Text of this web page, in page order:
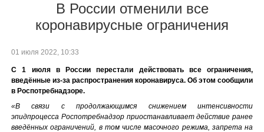
В России отменили все
коронавирусные ограничения
01 июля 2022, 10:33
С 1 июля в России перестали действовать все ограничения,
введённые из-за распространения коронавируса. Об этом сообщили
в Роспотребнадзоре.
«В связи с продолжающимся снижением интенсивности
эпидпроцесса Роспотребнадзор приостанавливает действие ранее
введённых ограничений, в том числе масочного режима, запрета на